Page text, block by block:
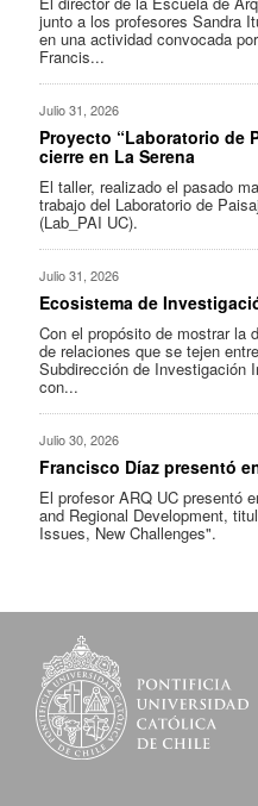
junto a los profesores Sandra
en una actividad convocada
Francis...
Julio 31, 2026
Proyecto “Laboratorio de
cierre en La Serena
El taller, realizado el pasado
trabajo del Laboratorio de
(Lab_PAI UC).
Julio 31, 2026
Ecosistema de
Con el propósito de mostrar la
de relaciones que se tejen
Subdirección de Investigación
con...
Julio 30, 2026
Francisco Díaz presentó
El profesor ARQ UC presentó
and Regional Development,
Issues, New Challenges".